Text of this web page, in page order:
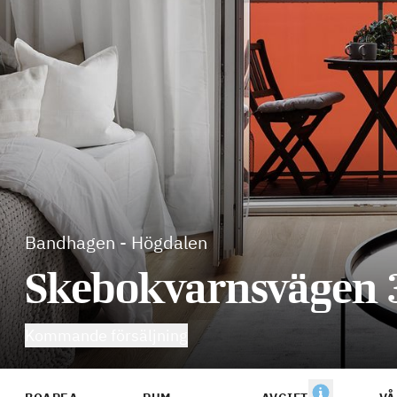
Bandhagen -Högdalen
Skebokvarnsvägen